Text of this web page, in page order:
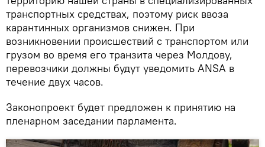
транспортных средствах, поэтому риск ввоза
карантинных организмов снижен. При
возникновении происшествий с транспортом или
грузом во время его транзита через Молдову,
перевозчики должны будут уведомить ANSA в
течение двух часов.
Законопроект будет предложен к принятию на
пленарном заседании парламента.